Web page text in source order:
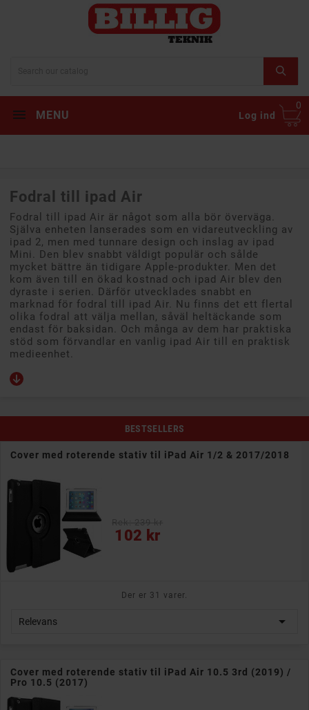
MENU Log ind
0
Fodral till ipad Air
Fodral till ipad Air är något som alla bör överväga.
Själva enheten lanserades som en vidareutveckling av
ipad 2, men med tunnare design och inslag av ipad
Mini. Den blev snabbt väldigt populär och sålde
mycket bättre än tidigare Apple-produkter. Men det
kom även till en ökad kostnad och ipad Air blev den
dyraste i serien. Därför utvecklades snabbt en
marknad för fodral till ipad Air. Nu finns det ett flertal
olika fodral att välja mellan, såväl heltäckande som
endast för baksidan. Och många av dem har praktiska
stöd som förvandlar en vanlig ipad Air till en praktisk
medieenhet.
BESTSELLERS
Cover med roterende stativ til iPad Air 1/2 & 2017/2018
102 kr
Pris
Der er 31 varer.
Relevans 
Cover med roterende stativ til iPad Air 10.5 3rd (2019) /
Pro 10.5 (2017)